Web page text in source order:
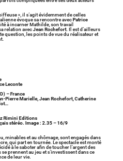
», il s’agit évidemment de celles
évoque sa rencontre avecPatrice
à incarner Mathilde, son travail
relation avecJean Rochefort. Il est d’ailleurs
question, les points de vue du réalisateur et
Leconte
– France
Pierre Marielle, Jean Rochefort, Catherine
Rimini Editions
stéréo. Image : 2.35 – 16/9
minables et au chômage, sont engagés dans
qui part en tournée. Le spectacle est monté
à le saboter afin de toucher l’argent des
prennent au jeu et s’investissent dans ce
de leur vie.